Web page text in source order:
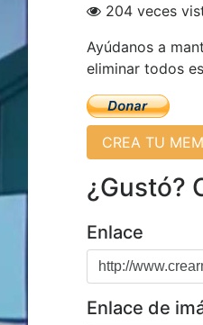
204 veces
Ayúdanos a
eliminar todos
CREA TU
¿Gustó?
Enlace
Enlace de